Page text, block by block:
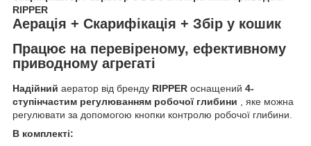
RIPPER
Аерація + Скарифікація + Збір у кошик
Працює на перевіреному, ефективному
приводному агрегаті
Надійний аератор від бренду RIPPER оснащений 4-
ступінчастим регулюванням робочої глибини , яке можна
регулювати за допомогою кнопки контролю робочої глибини.
В комплекті: